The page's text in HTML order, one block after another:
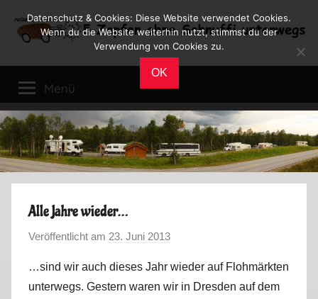
Inhalt
Reiseblog
Leben
im
Wohnmobil
Menü
Alle Jahre wieder…
Veröffentlicht am 23. Juni 2013
n
M
…sind wir auch dieses Jahr wieder auf Flohmärkten
unterwegs. Gestern waren wir in Dresden auf dem
Datenschutz & Cookies: Diese Website verwendet Cookies.
Wenn du die Website weiterhin nutzt, stimmst du der
Verwendung von Cookies zu.
OK